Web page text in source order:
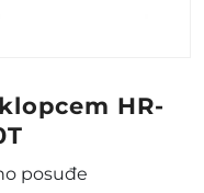
HR-
posuđe